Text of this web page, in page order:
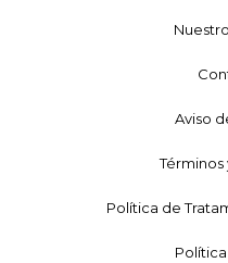
Aviso
Política de